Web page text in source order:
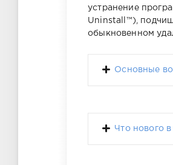
устранение
Uninstall™),
обыкновенном
Основные
Что нового в